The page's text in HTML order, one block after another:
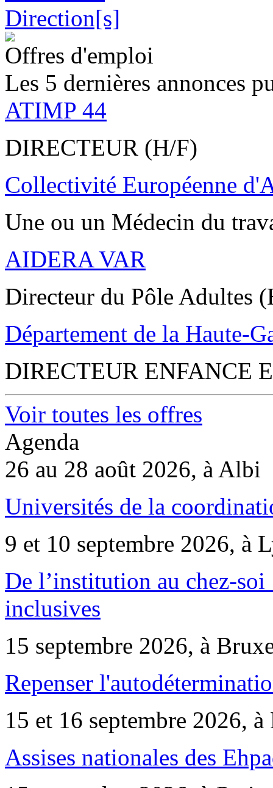
Offres d'emploi
Les 5 dernières annonces
ATIMP 44
DIRECTEUR (H/F)
Collectivité Européenne
Une ou un Médecin du
AIDERA VAR
Directeur du Pôle Adultes
Département de la Haute-
DIRECTEUR ENFANCE
Voir toutes les offres
Agenda
26 au 28 août 2026, à Albi
Universités de la
9 et 10 septembre 2026, à
De l’institution au chez-
inclusives
15 septembre 2026, à
Repenser
15 et 16 septembre 2026, à
Assises nationales des